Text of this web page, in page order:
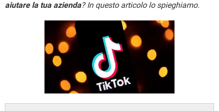
HARDWARE
aiutare la tua azienda? In questo articolo lo spieghiamo.